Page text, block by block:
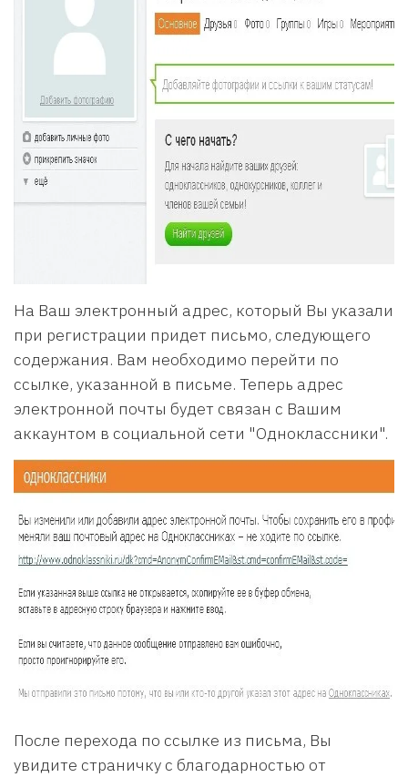
На Ваш электронный адрес, который Вы указали
при регистрации придет письмо, следующего
содержания. Вам необходимо перейти по
ссылке, указанной в письме. Теперь адрес
электронной почты будет связан с Вашим
аккаунтом в социальной сети "Одноклассники".
После перехода по ссылке из письма, Вы
увидите страничку с благодарностью от